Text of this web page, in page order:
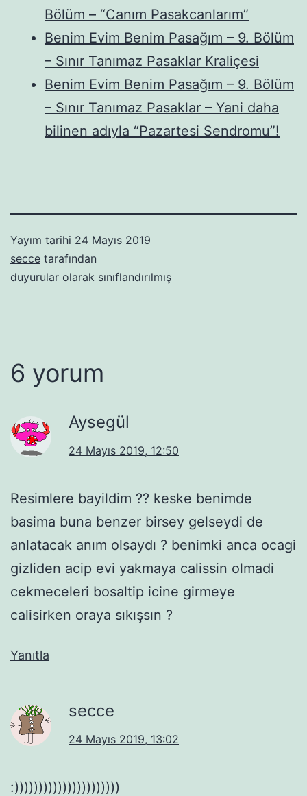
Bölüm – “Canım Pasakcanlarım”
Benim Evim Benim Pasağım – 9. Bölüm
– Sınır Tanımaz Pasaklar Kraliçesi
Benim Evim Benim Pasağım – 9. Bölüm
– Sınır Tanımaz Pasaklar – Yani daha
bilinen adıyla “Pazartesi Sendromu”!
Yayım tarihi 24 Mayıs 2019
secce tarafından
duyurular olarak sınıflandırılmış
6 yorum
Aysegül
24 Mayıs 2019, 12:50
Resimlere bayildim ?? keske benimde
basima buna benzer birsey gelseydi de
anlatacak anım olsaydı ? benimki anca ocagi
gizliden acip evi yakmaya calissin olmadi
cekmeceleri bosaltip icine girmeye
calisirken oraya sıkışsın ?
Yanıtla
secce
24 Mayıs 2019, 13:02
:))))))))))))))))))))))